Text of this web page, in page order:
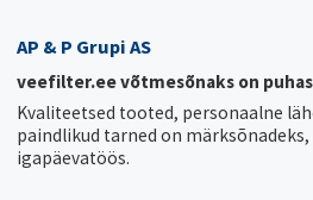
AP & P Grupi AS
veefilter.ee võtmesõnaks on
Kvaliteetsed tooted, personaalne
paindlikud tarned on
igapäevatöös.